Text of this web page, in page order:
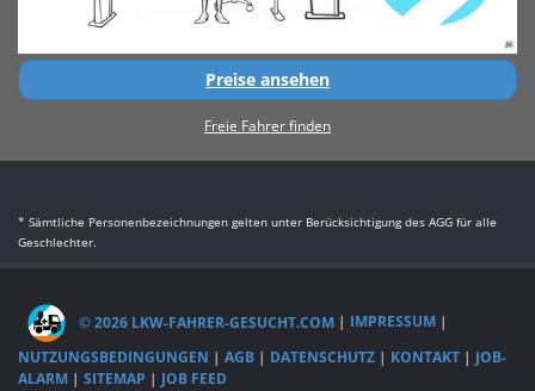
Preise ansehen
Freie Fahrer finden
* Sämtliche Personenbezeichnungen gelten unter Berücksichtigung des AGG für alle
Geschlechter.
© 2026 LKW-FAHRER-GESUCHT.COM | IMPRESSUM |
NUTZUNGSBEDINGUNGEN | AGB | DATENSCHUTZ | KONTAKT | JOB-
ALARM | SITEMAP | JOB FEED